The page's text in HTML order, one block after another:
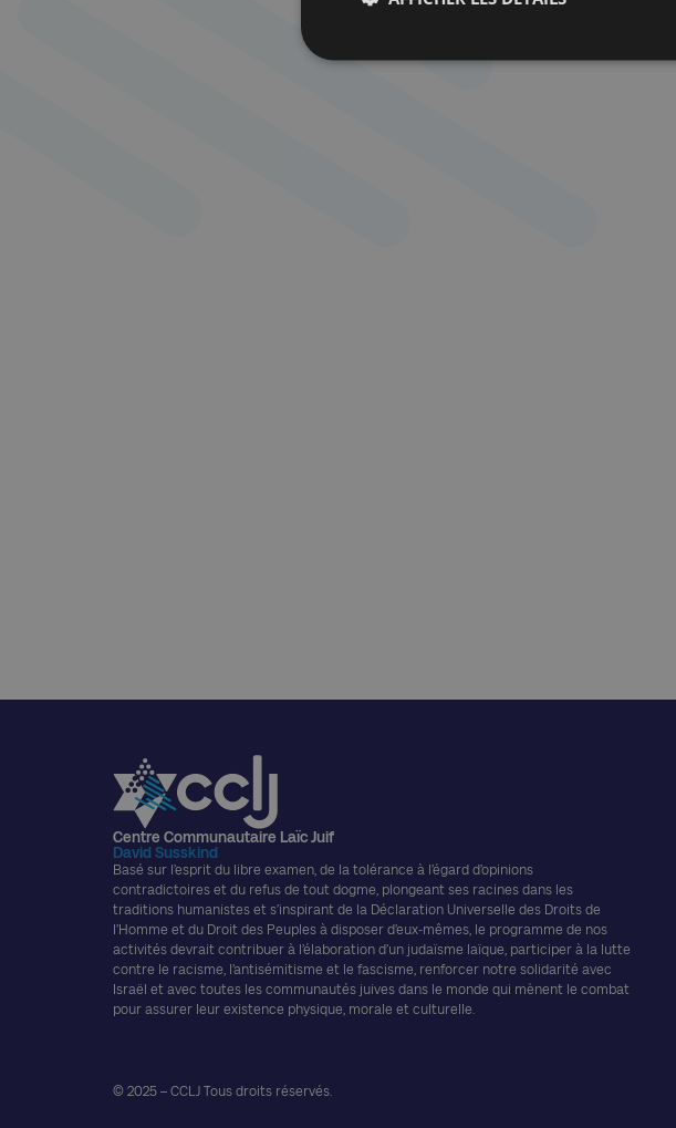
Centre Communautaire Laïc Juif
David Susskind
Basé sur l’esprit du libre examen, de la tolérance à l’égard d’opinions
contradictoires et du refus de tout dogme, plongeant ses racines dans les
traditions humanistes et s’inspirant de la Déclaration Universelle des Droits de
l’Homme et du Droit des Peuples à disposer d’eux-mêmes, le programme de nos
activités devrait contribuer à l’élaboration d’un judaïsme laïque, participer à la lutte
contre le racisme, l’antisémitisme et le fascisme, renforcer notre solidarité avec
Israël et avec toutes les communautés juives dans le monde qui mènent le combat
pour assurer leur existence physique, morale et culturelle.
© 2025 – CCLJ Tous droits réservés.